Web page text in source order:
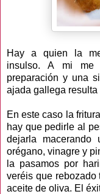
Hay a quien la
insulso. A mi me
preparación y una
ajada gallega
En este caso la
hay que pedirle al
dejarla
orégano, vinagre y
la pasamos por
veréis que rebozado
aceite de oliva. El